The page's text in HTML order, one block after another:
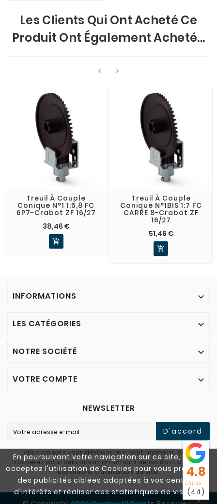
En poursuivant votre navigation sur ce site, vous
acceptez l'utilisation de Cookies pour vous proposer
des publicités ciblées adaptées à vos centres
d'intérêts et réaliser des statistiques de visites.
Les Clients Qui Ont Acheté Ce
Produit Ont Également Acheté...
 
Treuil À Couple
Conique N°1 1:5,8 FC
6P7-Crabot ZF 16/27
38,46 €

Treuil À Couple
Conique N°1BIS 1:7 FC
CARRE 8-Crabot ZF
16/27
51,46 €

INFORMATIONS 
LES CATÉGORIES 
NOTRE SOCIÉTÉ 
VOTRE COMPTE 
NEWSLETTER
D'accord
Vous pouvez vous désinscrire à tout moment. Vous
trouverez pour cela nos informations de contact dans les
conditions d'utilisation du site.
4.8
(44)